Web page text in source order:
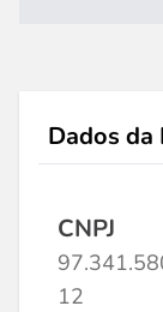
Dados da
CNPJ
12